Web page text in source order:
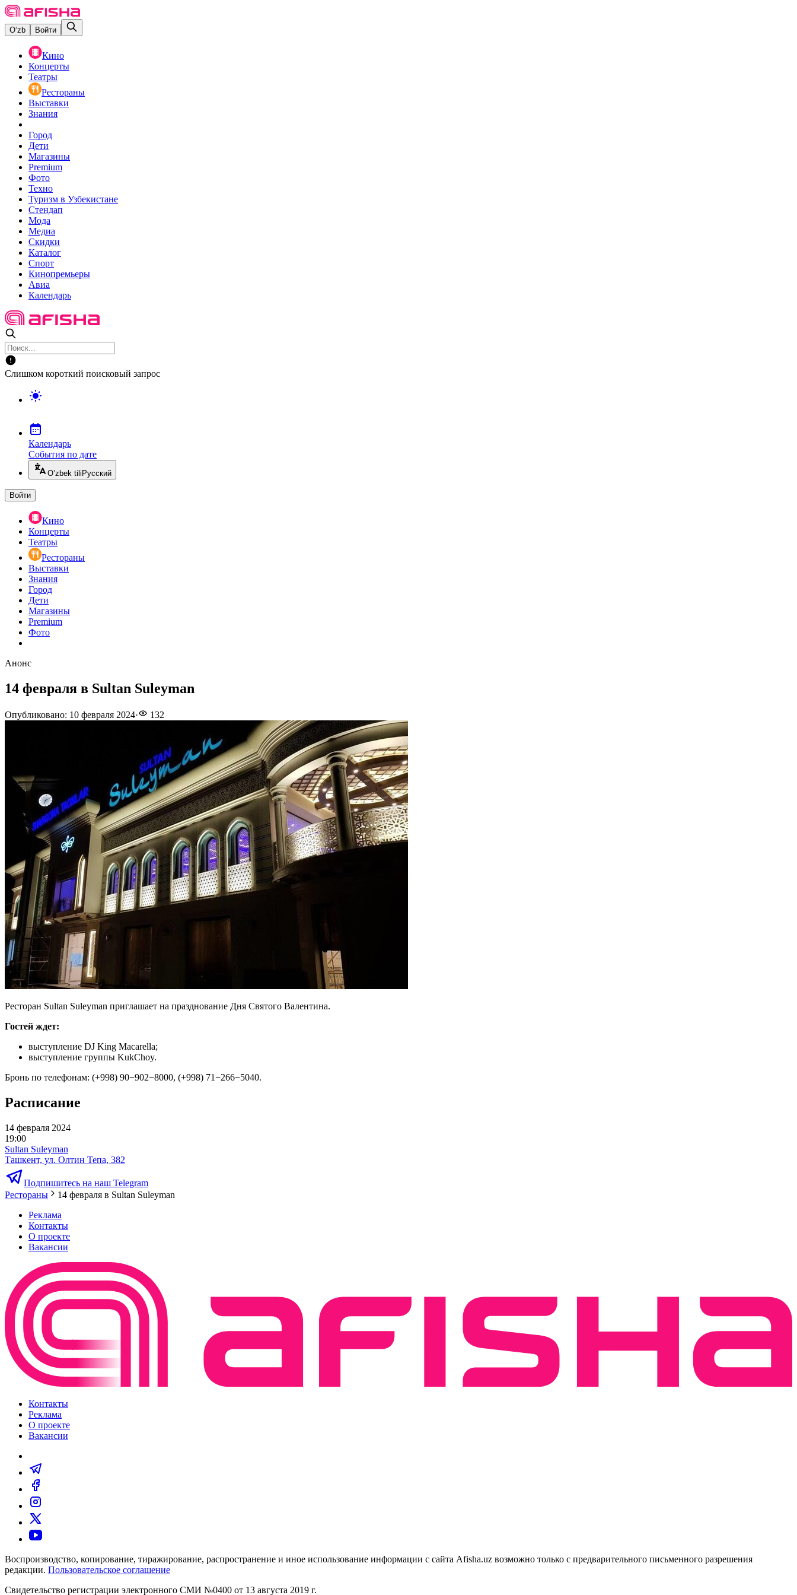
O‘zb Войти
Кино
Концерты
Театры
Рестораны
Выставки
Знания
Город
Дети
Магазины
Premium
Фото
Техно
Туризм в Узбекистане
Стендап
Мода
Медиа
Скидки
Каталог
Спорт
Кинопремьеры
Авиа
Календарь
Слишком короткий поисковый запрос
Календарь
События по дате
O’zbek tili Русский
Войти
Кино
Концерты
Театры
Рестораны
Выставки
Знания
Город
Дети
Магазины
Premium
Фото
Анонс
14 февраля в Sultan Suleyman
Опубликовано: 10 февраля 2024· 132
Ресторан Sultan Suleyman приглашает на празднование Дня Святого Валентина.
Гостей ждет:
выступление DJ King Macarella;
выступление группы KukChoy.
Бронь по телефонам: (+998) 90−902−8000, (+998) 71−266−5040.
Расписание
14 февраля 2024
19:00
Sultan Suleyman
Ташкент, ул. Олтин Тепа, 382
Подпишитесь на наш Telegram
Рестораны
14 февраля в Sultan Suleyman
Реклама
Контакты
О проекте
Вакансии
Контакты
Реклама
О проекте
Вакансии
Воспроизводство, копирование, тиражирование, распространение и иное использование информации с сайта Afisha.uz возможно только с предварительного письменного разрешения
редакции. Пользовательское соглашение
Свидетельство регистрации электронного СМИ №0400 от 13 августа 2019 г.